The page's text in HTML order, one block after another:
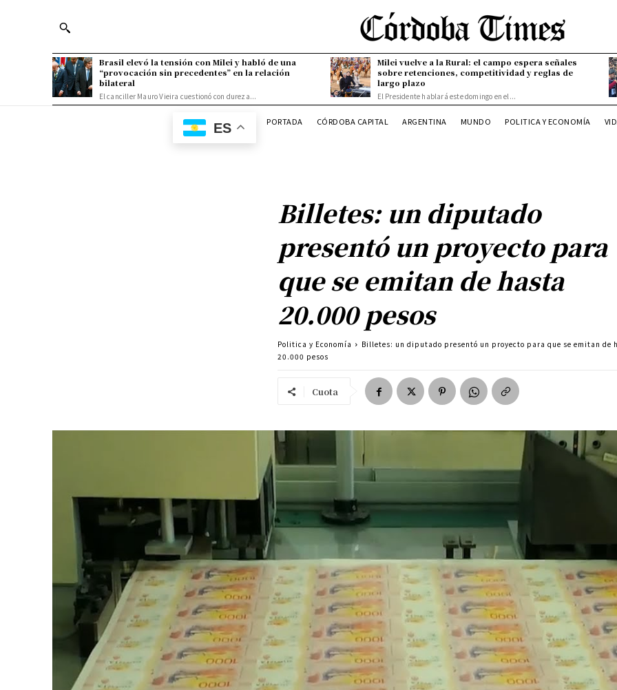
Brasil elevó la tensión con Milei y habló de una
“provocación sin precedentes” en la relación
bilateral
El canciller Mauro Vieira cuestionó con dureza...
Milei vuelve a la Rural: el campo espera señales
sobre retenciones, competitividad y reglas de
largo plazo
El Presidente hablará este domingo en el...
ES PORTADA CÓRDOBA CAPITAL ARGENTINA MUNDO POLITICA Y ECONOMÍA
Billetes: un diputado
presentó un proyecto para
que se emitan de hasta
20.000 pesos
Politica y Economía
Billetes: un diputado presentó un proyecto para que se emitan de
20.000 pesos
Cuota